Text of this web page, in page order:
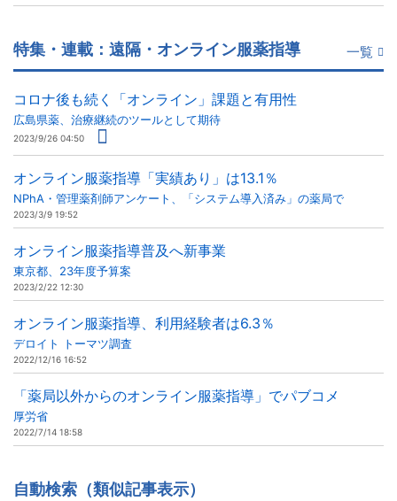
特集・連載：遠隔・オンライン服薬指導 一覧
コロナ後も続く「オンライン」課題と有用性
広島県薬、治療継続のツールとして期待
2023/9/26 04:50
オンライン服薬指導「実績あり」は13.1％
NPhA・管理薬剤師アンケート、「システム導入済み」の薬局で
2023/3/9 19:52
オンライン服薬指導普及へ新事業
東京都、23年度予算案
2023/2/22 12:30
オンライン服薬指導、利用経験者は6.3％
デロイト トーマツ調査
2022/12/16 16:52
「薬局以外からのオンライン服薬指導」でパブコメ
厚労省
2022/7/14 18:58
自動検索（類似記事表示）